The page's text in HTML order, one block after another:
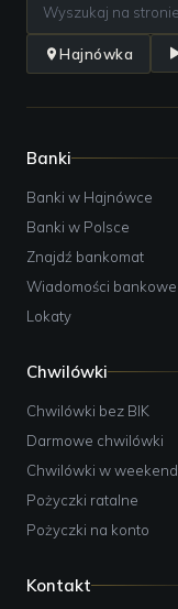
Hajnówka
Banki
Banki w Hajnówce
Banki w Polsce
Znajdź bankomat
Wiadomości bankowe
Lokaty
Chwilówki
Chwilówki bez BIK
Darmowe chwilówki
Chwilówki w weekend
Pożyczki ratalne
Pożyczki na konto
Kontakt